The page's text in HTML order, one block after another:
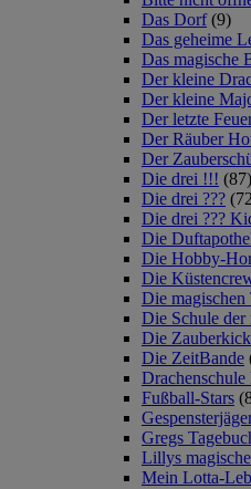
Das Dorf (9)
Das geheime
Das magische
Der kleine
Der kleine
Der letzte
Der Räuber
Der
Die drei !!! (87)
Die drei ???
Die drei ???
Die
Die Hobby-
Die
Die magischen
Die Schule der
Die
Die ZeitBande
Drachenschule
Fußball-Stars
Gregs
Lillys
Mein Lotta-